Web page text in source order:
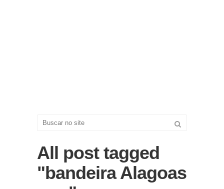
All post tagged
"bandeira Alagoas